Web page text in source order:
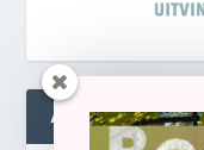
ABONNEREN